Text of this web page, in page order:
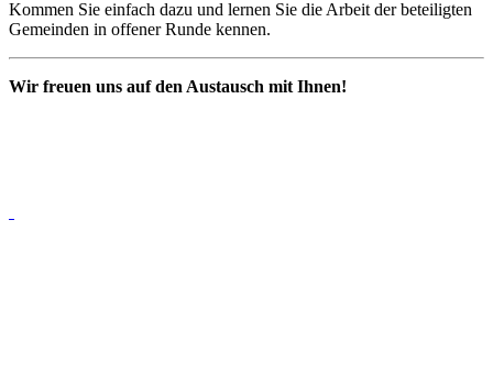
Kommen Sie einfach dazu und lernen Sie die Arbeit der beteiligten
Gemeinden in offener Runde kennen.
Wir freuen uns auf den Austausch mit Ihnen!